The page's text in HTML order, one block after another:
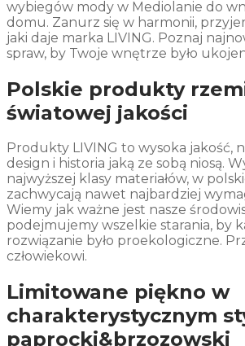
wybiegów mody w Mediolanie do
domu. Zanurz się w harmonii,
jaki daje marka LIVING. Poznaj
spraw, by Twoje wnętrze było
Polskie produkty
światowej jakości
Produkty LIVING to wysoka jakość,
design i historia jaką ze sobą niosą.
najwyższej klasy materiałów, w
zachwycają nawet najbardziej
Wiemy jak ważne jest nasze
podejmujemy wszelkie starania, by
rozwiązanie było proekologiczne.
człowiekowi.
Limitowane piękno w
charakterystycznym
paprocki&brzozowski